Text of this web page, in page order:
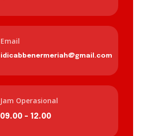
Email
idicabbenermeriah@gmail.com
Jam Operasional
09.00 - 12.00